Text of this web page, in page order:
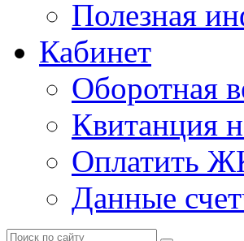
Полезная
Кабинет
Оборотная
Квитанция
Оплатить
Данные